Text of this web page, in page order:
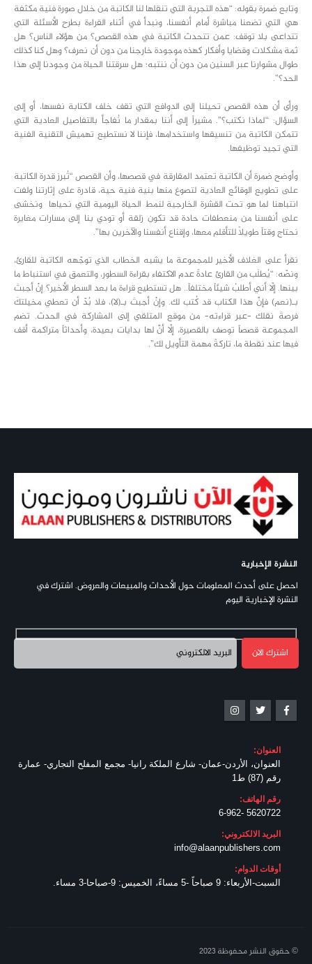
وتابع ضمرة بقوله: “هذه التجربة التي تنقلها لنا الكاتبة من خلال صورة فنية مكثفة
هي التي تضعنا مباشرة أمام أنفسنا، ونبدأ في أثناء القراءة بطرح الأسئلة التي
تتداعى بلا توقف: عمن تتحدث الكاتبة في هذه القصص؟ من هؤلاء الناس؟ هل
ثمة مشكلات وقضايا وأفكار كهذه موجودة خارجنا من دون أن نعرف؟ وهل كنا كذلك
طوال مشوارنا عبر السنين من دون أن ننتبه؛ هل سرقتنا الحياة من وجودنا إلى هذا
الحد؟”.
ورأى أن هذه القصص تحيلنا إلى الدوافع التي تقف خلف الكتابة نفسها، أو إلى
السؤال: “لماذا نكتب؟”. مشيراً إلى أننا بمقدار ما نُفاجأ بالتفاصيل العادية التي
تتمكن الكاتبة من تنسيقها واستخدامها، فإننا لا نستطيع تهميش التقنية الفنية
التي تجيد توظيفها.
وأوضح ضمرة أن الكاتبة تعتمد المقارقة في قصصها، وأن القصص “تُبرز قدرة الكاتبة
على تطويع الوقائع العادية لتصوغ منها بنية فنية حية، قادرة على إثارتنا ولفت
انتباهنا لما هو تحت القشرة الخارجية لنمط الحياة اليومية التي نحياها ونخشى
على أنفسنا من منعطفات حادة قد تكون زلقة أو تودي بنا إلى مسارات مغايرة
نحتاج وقتاً طويلاً للتأقلم معها، وإقناع أنفسنا والآخرين بها”.
نقرأ على الغلاف الأخير للمجموعة ما يشبه الخطاب الذي توجّهه الكاتبة للقارئ،
ونصّه: “يُطلَب من القارئ عادةً عدم الاكتفاء بقراءة السطور، والتعمق في استنباط ما
بينها. إلّا أني أطلبُ شيئاً مختلفاً.. هل تستطيع قراءة ما بعد السطر الأخير؟ إنْ أجبتَ
بـ(نعم) فإنَّ هذا الكتاب قد كُتب لك. وإنْ أجبتَ بـ(لا)، فلا بُدّ أن تعطي مخيلتكَ
فرصةَ نقلك –عبر قراءته– من موقع المتلقي إلى المشاركة في الحدث. تضم
المجموعة قصصاً توصف بالقصيرة، إلّا أنَّ لها بدايات بعيدة، وأحداثاً متراكمة أقف
فيها عند نقطة ما، تاركةً مهمة التأويل لك”.
النشرة الإخبارية
احصل على أحدث المعلومات حول الأحداث والمبيعات والعروض. اشترك في
النشرة الإخبارية اليوم
العنوان:
العنوان، الأردن-عمان- شارع الملكة رانيا- مجمع المفلح التجاري- عمارة
رقم (87) ط1
رقم الهاتف:
5620722 -6-962
البريد الالكتروني:
info@alaanpublishers.com
أوقات الدوام:
السبت-الأربعاء: 9 صباحاً -5 مساءً، الخميس: 9-صباحا-3 مساء.
© حقوق النشر محفوظة 2023